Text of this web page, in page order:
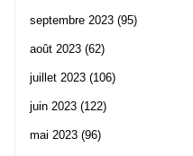
septembre 2023 (95)
août 2023 (62)
juillet 2023 (106)
juin 2023 (122)
mai 2023 (96)